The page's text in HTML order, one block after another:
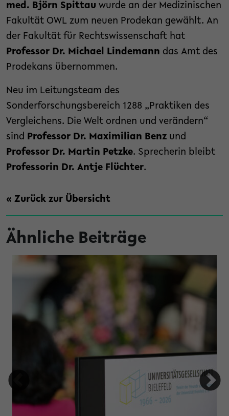
med. Björn Spittau wurde an der Medizinischen
Fakultät OWL zum neuen Prodekan gewählt. An
der Fakultät für Rechtswissenschaft hat
Professor Dr. Michael Lindemann das Amt des
Prodekans übernommen.
Neu im Leitungsteam des
Sonderforschungsbereich 1288 „Praktiken des
Vergleichens. Die Welt ordnen und verändern“
sind Professor Dr. Maximilian Benz und
Professor Dr. Martin Petzke. Sprecherin bleibt
Professorin Dr. Antje Flüchter.
« Zurück zur Übersicht
Ähnliche Beiträge
zusammengehen